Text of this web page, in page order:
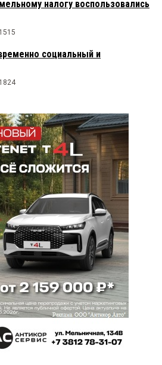
налогу воспользовались
1515
социальный и
1824